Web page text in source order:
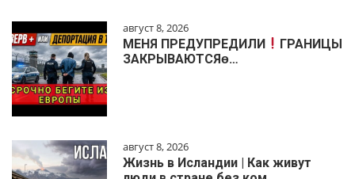
август 8, 2026
МЕНЯ ПРЕДУПРЕДИЛИ
ГРАНИЦЫ
ЗАКРЫВАЮТСЯɵ…
август 8, 2026
Жизнь в Исландии | Как живут